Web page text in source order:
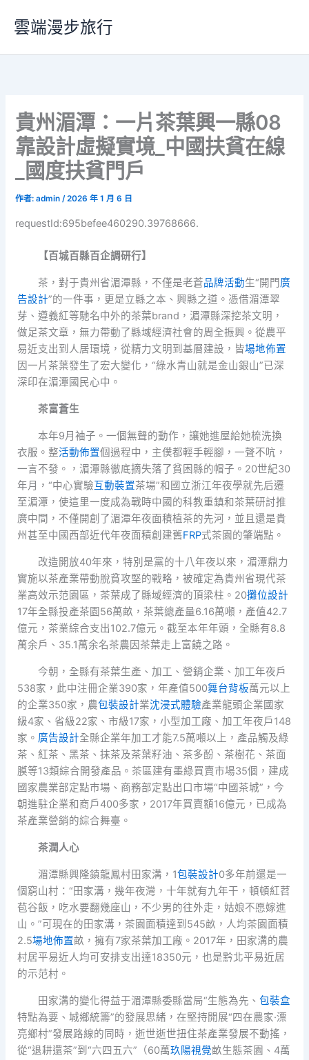
要
雲端漫步旅行
貴州湄潭：一片茶葉興一縣08
靠設計虛擬實境_中國扶貧在線
_國度扶貧門戶
作者:admin/2026 年 1 月 6 日
requestId:695befee460290.39768666.
【百城百縣百企調研行】
茶，對于貴州省湄潭縣，不僅是老蒼品牌活動生“開門廣
告設計”的一件事，更是立縣之本、興縣之道。憑借湄潭翠
芽、遵義紅等馳名中外的茶葉brand，湄潭縣深挖茶文明，
做足茶文章，無力帶動了縣域經濟社會的周全振興。從農平
易近支出到人居環境，從精力文明到基層建設，皆場地佈置
因一片茶葉發生了宏大變化，“綠水青山就是金山銀山”已深
深印在湄潭國民心中。
茶富蒼生
本年9月袖子。一個無聲的動作，讓她進屋給她梳洗換
衣服。整活動佈置個過程中，主僕都輕手輕腳，一聲不吭，
一言不發。，湄潭縣徹底摘失落了貧困縣的帽子。20世紀30
年月，“中心實驗互動裝置茶場”和國立浙江年夜學就先后遷
至湄潭，使這里一度成為戰時中國的科教重鎮和茶葉研討推
廣中間，不僅開創了湄潭年夜面積植茶的先河，並且還是貴
州甚至中國西部近代年夜面積創建舊FRP式茶園的肇端點。
改造開放40年來，特別是黨的十八年夜以來，湄潭鼎力
實施以茶產業帶動脫貧攻堅的戰略，被確定為貴州省現代茶
業高效示范園區，茶葉成了縣域經濟的頂梁柱。20攤位設計
17年全縣投產茶園56萬畝，茶葉總產量6.16萬噸，產值42.7
億元，茶業綜合支出102.7億元。截至本年年頭，全縣有8.8
萬余戶、35.1萬余名茶農因茶葉走上富饒之路。
今朝，全縣有茶葉生產、加工、營銷企業、加工年夜戶
538家，此中注冊企業390家，年產值500舞台背板萬元以上
的企業350家，農包裝設計業沈浸式體驗產業龍頭企業國家
級4家、省級22家、市級17家，小型加工廠、加工年夜戶148
家。 廣告設計全縣企業年加工才能7.5萬噸以上，產品觸及綠
茶、紅茶、黑茶、抹茶及茶葉籽油、茶多酚、茶樹花、茶面
膜等13類綜合開發產品。茶區建有墨綠買賣市場35個，建成
國家農業部定點市場、商務部定點出口市場“中國茶城”，今
朝進駐企業和商戶400多家，2017年買賣額16億元，已成為
茶產業營銷的綜合舞臺。
茶潤人心
湄潭縣興隆鎮龍鳳村田家溝，1包裝設計0多年前還是一
個窮山村：“田家溝，幾年夜灣，十年就有九年干，頓頓紅苕
苞谷飯，吃水要翻幾座山，不少男的往外走，姑娘不愿嫁進
山。”可現在的田家溝，茶園面積達到545畝，人均茶園面積
2.5場地佈置畝，擁有7家茶葉加工廠。2017年，田家溝的農
村居平易近人均可安排支出達18350元，也是黔北平易近居
的示范村。
田家溝的變化得益于湄潭縣委縣當局“生態為先、包裝盒
特點為要、城鄉統籌”的發展思緒，在堅持開展“四在農家·漂
亮鄉村”發展路線的同時，逝世逝世扭住茶產業發展不動搖，
從“退耕還茶”到“六四五六”（60萬玖陽視覺畝生態茶園、4萬